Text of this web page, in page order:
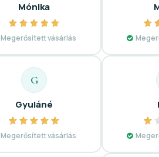
Mónika
Megerősített vásárlás
G
Gyuláné
Megerősített vásárlás